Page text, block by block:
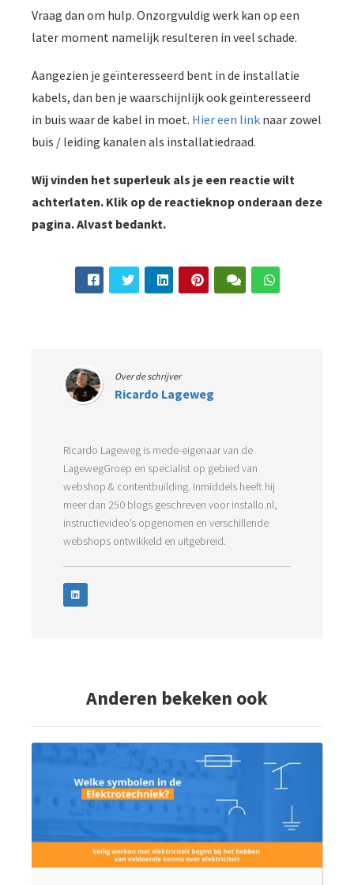
Vraag dan om hulp. Onzorgvuldig werk kan op een
later moment namelijk resulteren in veel schade.
Aangezien je geïnteresseerd bent in de installatie
kabels, dan ben je waarschijnlijk ook geïnteresseerd
in buis waar de kabel in moet. Hier een link naar zowel
buis / leiding kanalen als installatiedraad.
Wij vinden het superleuk als je een reactie wilt
achterlaten. Klik op de reactieknop onderaan deze
pagina. Alvast bedankt.
Over de schrijver
Ricardo Lageweg
Ricardo Lageweg is mede-eigenaar van de
LagewegGroep en specialist op gebied van
webshop & contentbuilding. Inmiddels heeft hij
meer dan 250 blogs geschreven voor installo.nl,
instructievideo’s opgenomen en verschillende
webshops ontwikkeld en uitgebreid.
Anderen bekeken ook